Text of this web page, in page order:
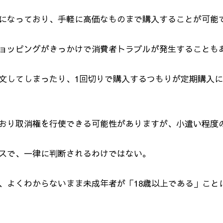
なっており、手軽に高価なものまで購入することが可能
ッピングがきっかけで消費者トラブルが発生することも
てしまったり、 1回切りで購入するつもりが定期購入
り取消権を行使できる可能性がありますが、小遣い程
、一律に判断されるわけではない。
よくわからないまま未成年者が「18歳以上である」こと